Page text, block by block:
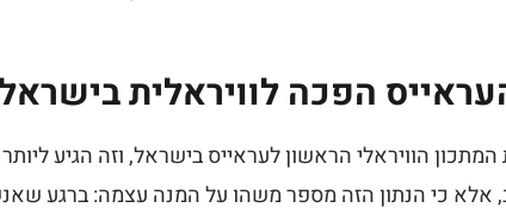
הפכה לוויראלית בישראל
אלא כי הנתון הזה מספר משהו על המנה עצמה: ברגע